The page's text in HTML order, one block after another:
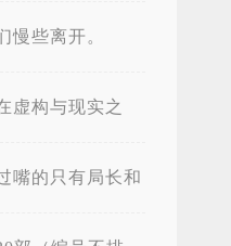
慢些离开。
虚构与现实之
嘴的只有局长和